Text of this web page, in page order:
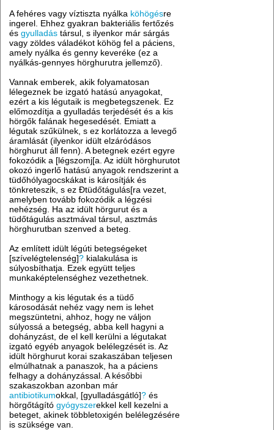
A fehéres vagy víztiszta nyálka köhögésre
ingerel. Ehhez gyakran bakteriális fertőzés
ésgyulladás társul, s ilyenkor már sárgás
vagy zöldes váladékot köhög fel a páciens,
amely nyálka és genny keveréke (ez a
nyálkás-gennyes hörghurutra jellemző).
Vannak emberek, akik folyamatosan
lélegeznek be izgató hatású anyagokat,
ezért a kis légutaik is megbetegszenek. Ez
előmozdítja a gyulladás terjedését és a kis
hörgők falának hegesedését. Emiatt a
légutak szűkülnek, s ez korlátozza a levegő
áramlását (ilyenkor idült elzáródásos
hörghurut áll fenn). A betegnek ezért egyre
fokozódik a [légszomj[a. Az idült hörghurutot
okozó ingerlő hatású anyagok rendszerint a
tüdőhólyagocskákat is károsítják és
tönkreteszik, s ez Đtüdőtágulás[ra vezet,
amelyben tovább fokozódik a légzési
nehézség. Ha az idült hörgurut és a
tüdőtágulás asztmával társul, asztmás
hörghurutban szenved a beteg.
Az említett idült légúti betegségeket
[szívelégtelenség]? kialakulása is
súlyosbíthatja. Ezek együtt teljes
munkaképtelenséghez vezethetnek.
Minthogy a kis légutak és a tüdő
károsodását nehéz vagy nem is lehet
megszüntetni, ahhoz, hogy ne váljon
súlyossá a betegség, abba kell hagyni a
dohányzást, de el kell kerülni a légutakat
izgató egyéb anyagok belélegzését is. Az
idült hörghurut korai szakaszában teljesen
elmúlhatnak a panaszok, ha a páciens
felhagy a dohányzással. A későbbi
szakaszokban azonban már
antibiotikumokkal, [gyulladásgátló]? és
hörgőtágítógyógyszerekkel kell kezelni a
beteget, akinek többletoxigén belélegzésére
is szüksége van.